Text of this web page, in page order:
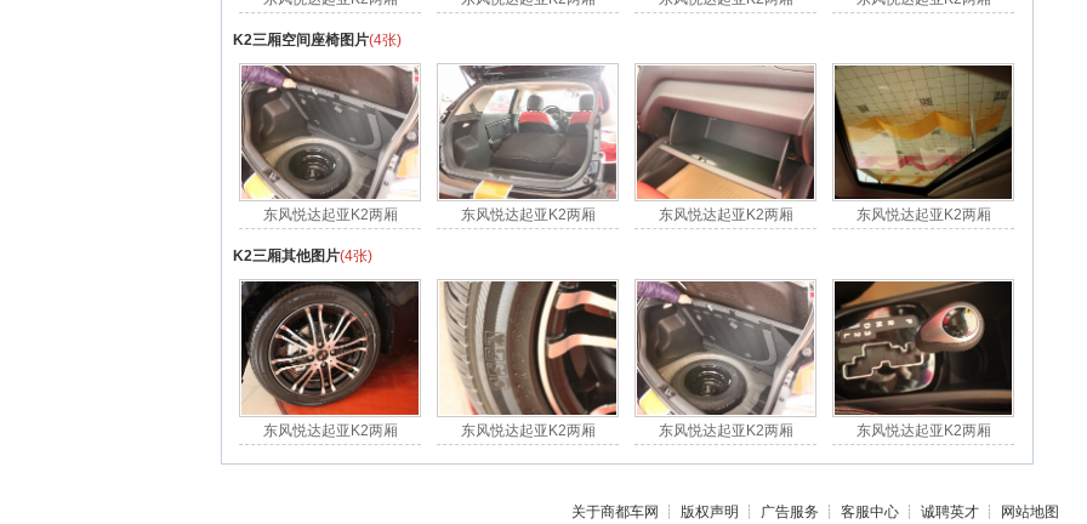
K2三厢空间座椅图片(4张)
东风悦达起亚K2两厢 东风悦达起亚K2两厢 东风悦达起亚K2两厢 东风悦达起亚K2两厢
K2三厢其他图片(4张)
东风悦达起亚K2两厢 东风悦达起亚K2两厢 东风悦达起亚K2两厢 东风悦达起亚K2两厢
关于商都车网 ┊ 版权声明 ┊ 广告服务 ┊ 客服中心 ┊ 诚聘英才 ┊ 网站地图